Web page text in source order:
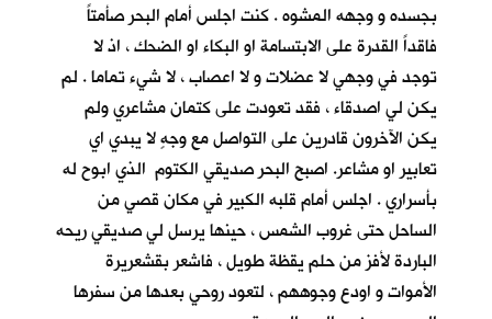
بجسده و وجهه المشوه . كنت اجلس أمام البحر صأمتاً
فاقداً القدرة على الابتسامة او البكاء او الضحك ، اذ لا
توجد في وجهي لا عضلات و لا اعصاب ، لا شيء تماما . لم
يكن لي اصدقاء ، فقد تعودت على كتمان مشاعري ولم
يكن الآخرون قادرين على التواصل مع وجهٍ لا يبدي اي
تعابير او مشاعر. اصبح البحر صديقي الكتوم الذي ابوح له
بأسراري . اجلس أمام قلبه الكبير في مكان قصي من
الساحل حتى غروب الشمس ، حينها يرسل لي صديقي ريحه
الباردة لأفز من حلم يقظة طويل ، فاشعر بقشعريرة
الأموات و اودع وجوههم ، لتعود روحي بعدها من سفرها